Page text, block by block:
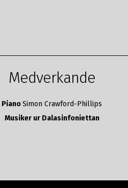
Medverkande
PianoSimon Crawford-Phillips
Musiker ur Dalasinfoniettan